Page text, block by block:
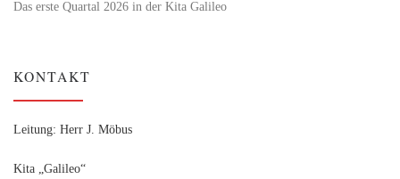
Das erste Quartal 2026 in der Kita Galileo
KONTAKT
Leitung: Herr J. Möbus
Kita „Galileo“